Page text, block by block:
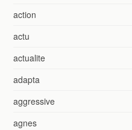
action
actu
actualite
adapta
aggressive
agnes